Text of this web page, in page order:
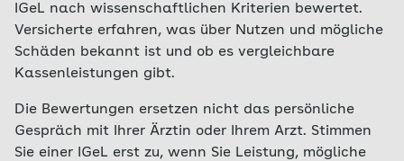
IGeL nach wissenschaftlichen Kriterien bewertet.
Versicherte erfahren, was über Nutzen und mögliche
Schäden bekannt ist und ob es vergleichbare
Kassenleistungen gibt.
Die Bewertungen ersetzen nicht das persönliche
Gespräch mit Ihrer Ärztin oder Ihrem Arzt. Stimmen
Sie einer IGeL erst zu, wenn Sie Leistung, mögliche